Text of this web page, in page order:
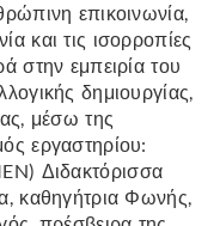
επικοινωνία,
και τις ισορροπίες
στην εμπειρία του
δημιουργίας,
μέσω της
εργαστηρίου:
Διδακτόρισσα
καθηγήτρια Φωνής,